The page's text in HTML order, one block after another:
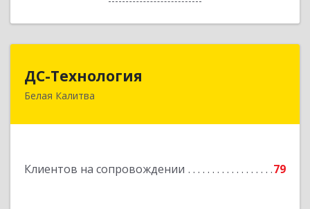
ДС-Технология
Белая Калитва
Клиентов на сопровождении 79
347045, Ростовская обл, Белокалитвинский р-н,